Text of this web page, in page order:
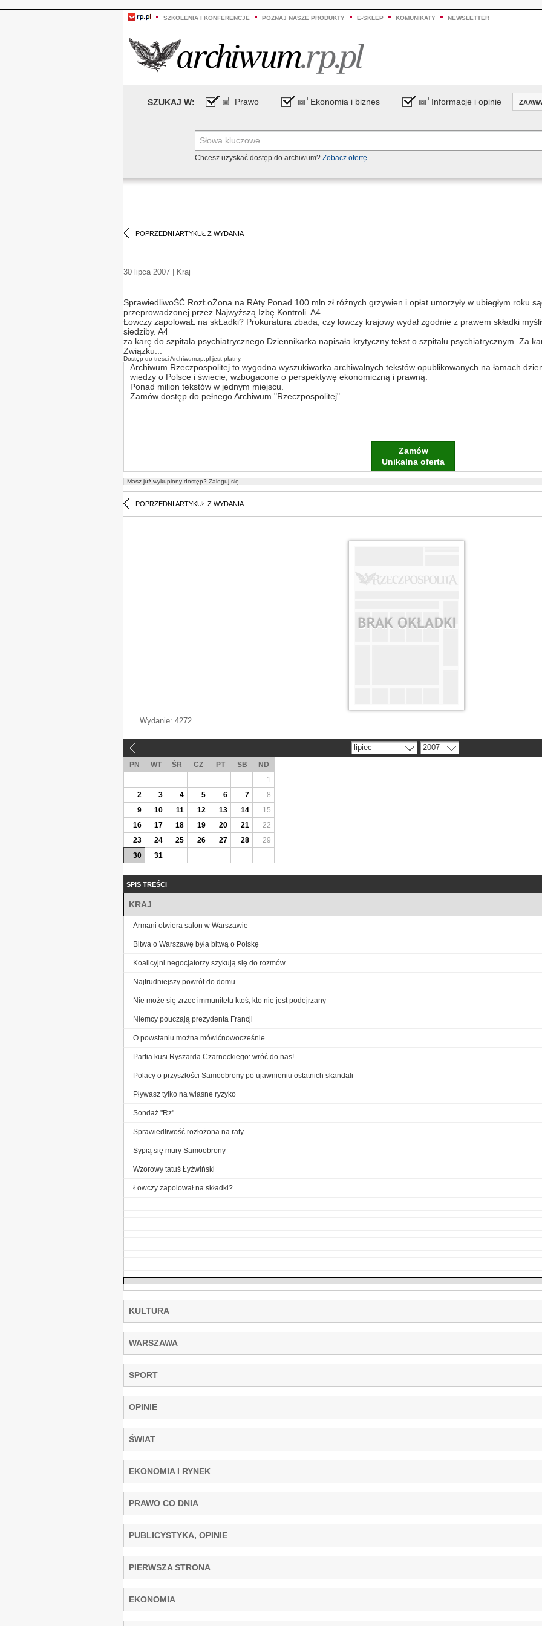
SZKOLENIA I KONFERENCJE POZNAJ NASZE PRODUKTY E-SKLEP KOMUNIKATY NEWSLETTER
SZUKAJ W: Prawo Ekonomia i biznes Informacje i opinie
Chcesz uzyskać dostęp do archiwum? Zobacz ofertę
POPRZEDNI ARTYKUŁ Z WYDANIA
30 lipca 2007 | Kraj
SprawiedliwoŚĆ RozŁoŻona na RAty Ponad 100 mln zł różnych grzywien i opłat umorzyły w ubiegłym roku
przeprowadzonej przez Najwyższą Izbę Kontroli. A4
Łowczy zapolowaŁ na skŁadki? Prokuratura zbada, czy łowczy krajowy wydał zgodnie z prawem składki
siedziby. A4
za karę do szpitala psychiatrycznego Dziennikarka napisała krytyczny tekst o szpitalu psychiatrycznym. Za
Związku...
Dostęp do treści Archiwum.rp.pl jest płatny.
Archiwum Rzeczpospolitej to wygodna wyszukiwarka archiwalnych tekstów opublikowanych na łamach
wiedzy o Polsce i świecie, wzbogacone o perspektywę ekonomiczną i prawną.
Ponad milion tekstów w jednym miejscu.
Zamów dostęp do pełnego Archiwum "Rzeczpospolitej"
Zamów
Unikalna oferta
Masz już wykupiony dostęp? Zaloguj się
POPRZEDNI ARTYKUŁ Z WYDANIA
Wydanie: 4272
lipiec 2007
PN WT ŚR CZ PT SB
ND
1
2
3 4 5 6 7
8
9
10 11 12 13 14
15
16
17 18 19 20 21
22
23
24 25 26 27 28
29
30
31
SPIS TREŚCI
KRAJ
Armani otwiera salon w Warszawie
Bitwa o Warszawę była bitwą o Polskę
Koalicyjni negocjatorzy szykują się do rozmów
Najtrudniejszy powrót do domu
Nie może się zrzec immunitetu ktoś, kto nie jest podejrzany
Niemcy pouczają prezydenta Francji
O powstaniu można mówićnowocześnie
Partia kusi Ryszarda Czarneckiego: wróć do nas!
Polacy o przyszłości Samoobrony po ujawnieniu ostatnich skandali
Pływasz tylko na własne ryzyko
Sondaż "Rz"
Sprawiedliwość rozłożona na raty
Sypią się mury Samoobrony
Wzorowy tatuś Łyżwiński
Łowczy zapolował na składki?
KULTURA
WARSZAWA
SPORT
OPINIE
ŚWIAT
EKONOMIA I RYNEK
PRAWO CO DNIA
PUBLICYSTYKA, OPINIE
PIERWSZA STRONA
EKONOMIA